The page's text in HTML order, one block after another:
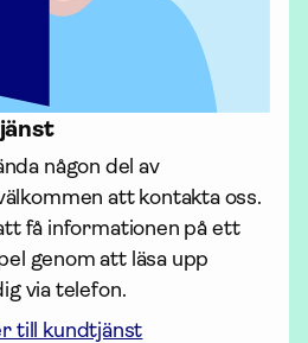
någon del av
att kontakta oss.
få infor­mationen på ett
genom att läsa upp
via telefon.
till kundtjänst